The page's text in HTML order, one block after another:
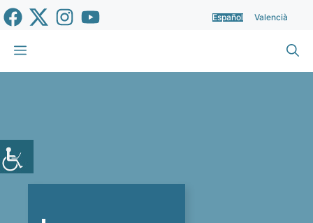
Saltar
al
contenido
Español Valencià
Menú